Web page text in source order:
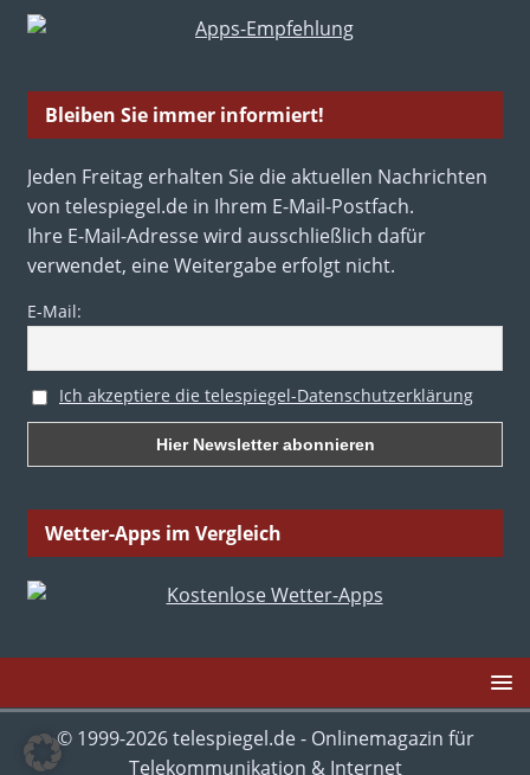
Bleiben Sie immer informiert!
Jeden Freitag erhalten Sie die aktuellen Nachrichten
von telespiegel.de in Ihrem E-Mail-Postfach.
Ihre E-Mail-Adresse wird ausschließlich dafür
verwendet, eine Weitergabe erfolgt nicht.
E-Mail:
Ich akzeptiere die telespiegel-Datenschutzerklärung
Wetter-Apps im Vergleich
© 1999-2026 telespiegel.de - Onlinemagazin für
Telekommunikation & Internet